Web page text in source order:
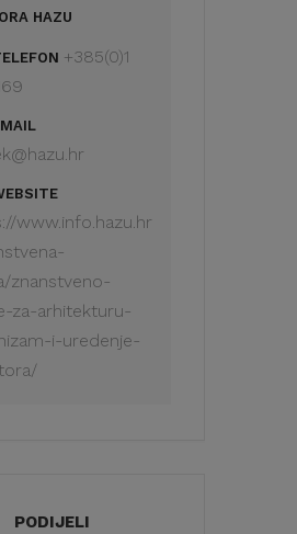
HAZU
+385(0)1
www.info.hazu.hr
znanstveno-
za-arhitekturu-
i-uredenje-
PODIJELI